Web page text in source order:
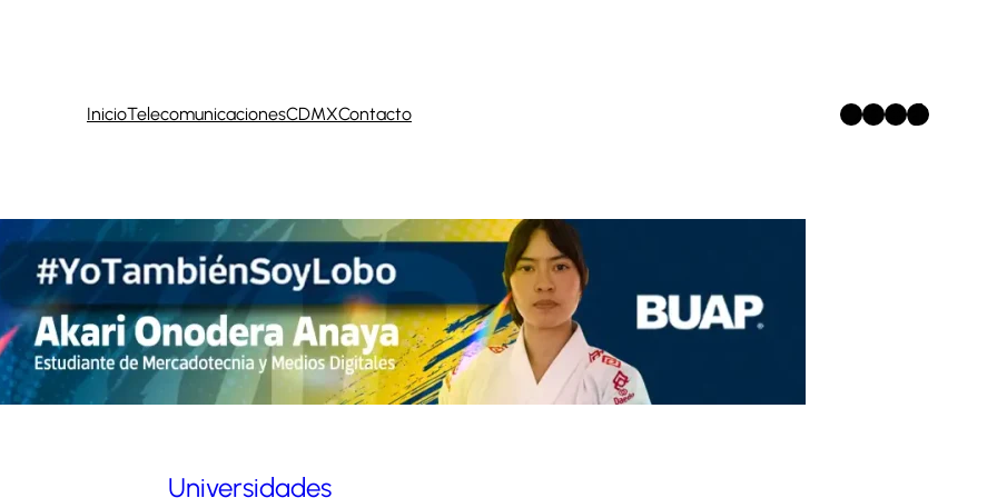
InicioTelecomunicacionesCDMXContacto Twitter Facebook InstagramTikTok
Universidades